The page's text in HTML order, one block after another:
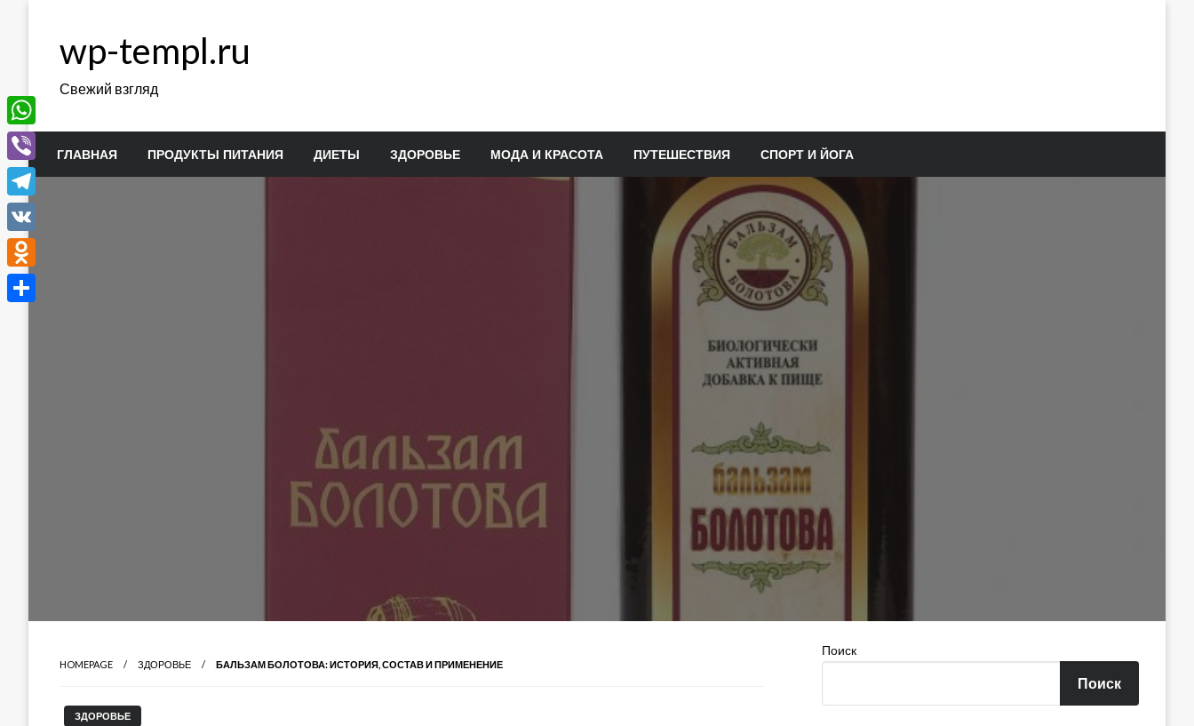
содержимомуwp-templ.ru
Свежий взгляд
ГЛАВНАЯ ПРОДУКТЫ ПИТАНИЯ ДИЕТЫ ЗДОРОВЬЕ МОДА И КРАСОТА ПУТЕШЕСТВИЯ СПОРТ И ЙОГА
HOMEPAGE ЗДОРОВЬЕ БАЛЬЗАМ БОЛОТОВА: ИСТОРИЯ, СОСТАВ И ПРИМЕНЕНИЕ
ЗДОРОВЬЕ
Поиск
Поиск
WhatsApp
Viber
Telegram
VK
Odnoklassniki